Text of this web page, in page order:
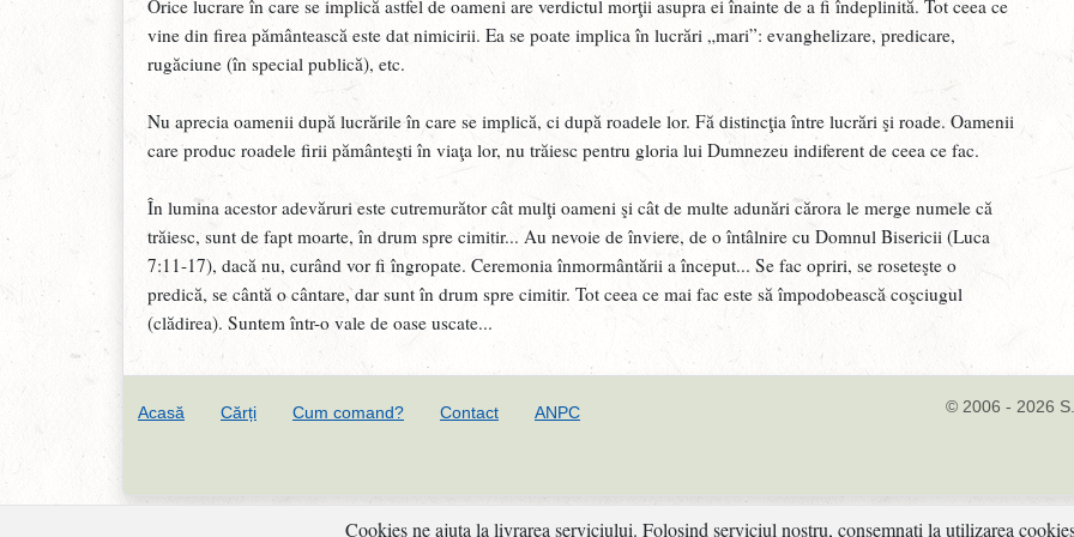
Cookies ne ajuta la livrarea serviciului. Folosind serviciul nostru, consemnati la utilizarea
Orice lucrare în care se implică astfel de oameni are verdictul morţii asupra ei înainte de a fi îndeplinită. Tot ceea ce
vine din firea pământească este dat nimicirii. Ea se poate implica în lucrări „mari”: evanghelizare, predicare,
rugăciune (în special publică), etc.
Nu aprecia oamenii după lucrările în care se implică, ci după roadele lor. Fă distincţia între lucrări şi roade. Oamenii
care produc roadele firii pământeşti în viaţa lor, nu trăiesc pentru gloria lui Dumnezeu indiferent de ceea ce fac.
În lumina acestor adevăruri este cutremurător cât mulţi oameni şi cât de multe adunări cărora le merge numele că
trăiesc, sunt de fapt moarte, în drum spre cimitir... Au nevoie de înviere, de o întâlnire cu Domnul Bisericii (Luca
7:11-17), dacă nu, curând vor fi îngropate. Ceremonia înmormântării a început... Se fac opriri, se roseteşte o
predică, se cântă o cântare, dar sunt în drum spre cimitir. Tot ceea ce mai fac este să împodobească coşciugul
(clădirea). Suntem într-o vale de oase uscate...
Acasă Cărți Cum comand? Contact ANPC
© 2006 - 2026